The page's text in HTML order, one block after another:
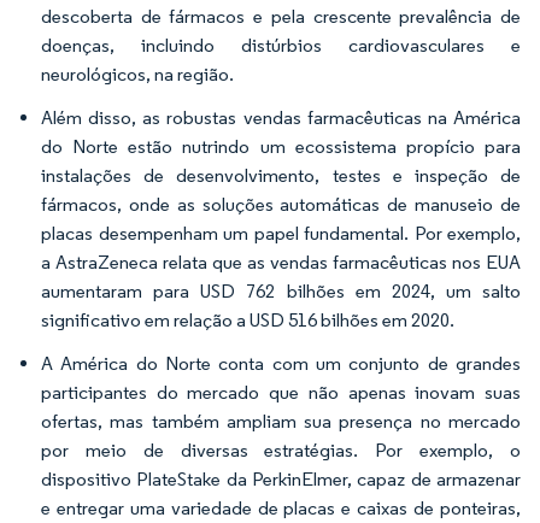
descoberta de fármacos e pela crescente prevalência de
doenças, incluindo distúrbios cardiovasculares e
neurológicos, na região.
Além disso, as robustas vendas farmacêuticas na América
do Norte estão nutrindo um ecossistema propício para
instalações de desenvolvimento, testes e inspeção de
fármacos, onde as soluções automáticas de manuseio de
placas desempenham um papel fundamental. Por exemplo,
a AstraZeneca relata que as vendas farmacêuticas nos EUA
aumentaram para USD 762 bilhões em 2024, um salto
significativo em relação a USD 516 bilhões em 2020.
A América do Norte conta com um conjunto de grandes
participantes do mercado que não apenas inovam suas
ofertas, mas também ampliam sua presença no mercado
por meio de diversas estratégias. Por exemplo, o
dispositivo PlateStake da PerkinElmer, capaz de armazenar
e entregar uma variedade de placas e caixas de ponteiras,